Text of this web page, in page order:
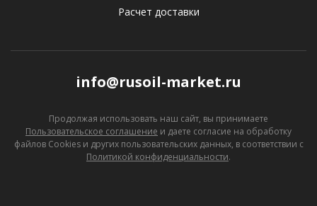
Расчет доставки
Продолжая использовать наш сайт, вы принимаете
Пользовательское соглашение и даете согласие на обработку
файлов Cookies и других пользовательских данных, в соответствии с
Политикой конфиденциальности.
info@rusoil-market.ru